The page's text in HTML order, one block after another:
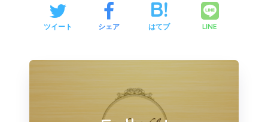
ツイート シェア はてブ LINE